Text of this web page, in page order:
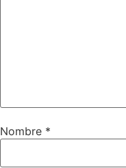
Nombre *